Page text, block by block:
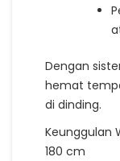
Dengan
hemat
di dinding.
Keunggulan
180 cm